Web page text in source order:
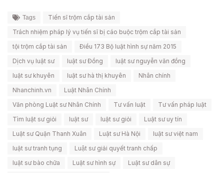
Tags
Tiến sĩ trộm cắp tài sản
Trách nhiệm pháp lý vụ tiến sĩ bị cáo buộc trộm cắp tài sản
tội trộm cắp tài sản
Điều 173 Bộ luật hình sự năm 2015
Dịch vụ luật sư
luật sư Đồng
luật sư nguyễn văn đồng
luật sư khuyên
luật sư hà thị khuyên
Nhân chính
Nhanchinh.vn
Luật Nhân Chính
Văn phòng Luật sư Nhân Chính
Tư vấn luật
Tư vấn pháp luật
Tìm luật sư giỏi
luật sư luật sư giỏi
Luật sư uy tín
Luật sư Quận Thanh Xuân
Luật sư Hà Nội
luật sư việt nam
luật sư tranh tụng
Luật sư giải quyết tranh chấp
luật sư bào chữa
Luật sư hình sự
Luật sư dân sự